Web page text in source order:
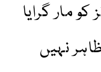
مار گرایا
نہیں